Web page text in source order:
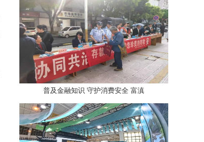
普及金融知识 守护消费安全 富滇